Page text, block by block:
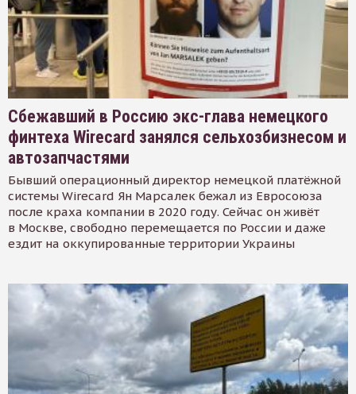
Сбежавший в Россию экс-глава немецкого
финтеха Wirecard занялся сельхозбизнесом и
автозапчастями
Бывший операционный директор немецкой платёжной
системы Wirecard Ян Марсалек бежал из Евросоюза
после краха компании в 2020 году. Сейчас он живёт
в Москве, свободно перемещается по России и даже
ездит на оккупированные территории Украины